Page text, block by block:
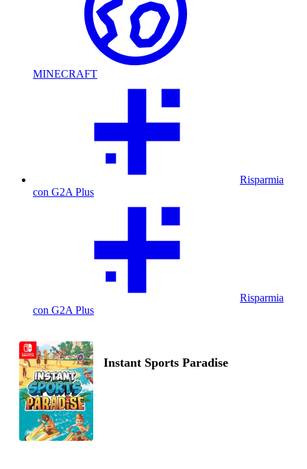
MINECRAFT
Risparmia
con G2A Plus
Risparmia
con G2A Plus
Instant Sports Paradise